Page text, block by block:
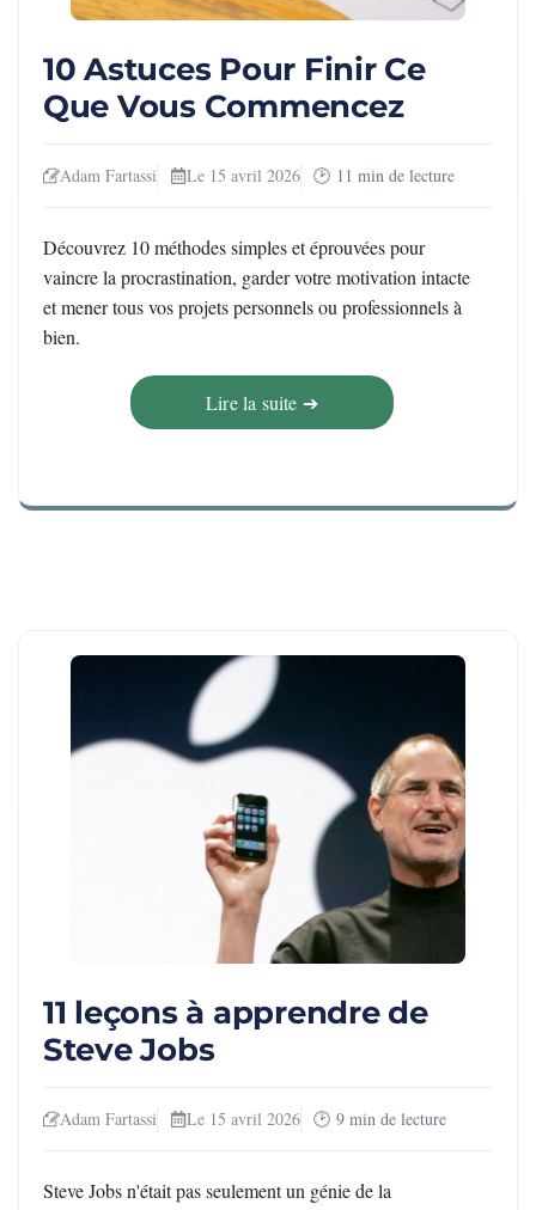
10 Astuces Pour Finir Ce
Que Vous Commencez
Adam Fartassi Le 15 avril 2026 11 min de lecture
Découvrez 10 méthodes simples et éprouvées pour
vaincre la procrastination, garder votre motivation intacte
et mener tous vos projets personnels ou professionnels à
bien.
Lire la suite ➔
11 leçons à apprendre de
Steve Jobs
Adam Fartassi Le 15 avril 2026 9 min de lecture
Steve Jobs n'était pas seulement un génie de la